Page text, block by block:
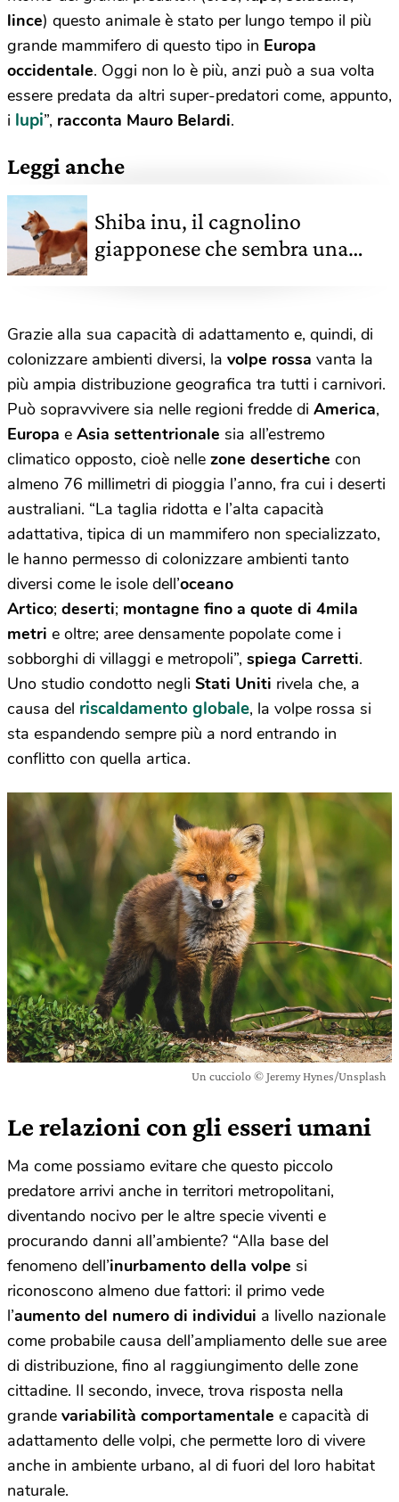
lince) questo animale è stato per lungo tempo il più
grande mammifero di questo tipo in Europa
occidentale. Oggi non lo è più, anzi può a sua volta
essere predata da altri super-predatori come, appunto,
i lupi”, racconta Mauro Belardi.
Leggi anche
Shiba inu, il cagnolino
giapponese che sembra una
Grazie alla sua capacità di adattamento e, quindi, di
colonizzare ambienti diversi, la volpe rossa vanta la
più ampia distribuzione geografica tra tutti i carnivori.
Può sopravvivere sia nelle regioni fredde di America,
Europa e Asia settentrionale sia all’estremo
climatico opposto, cioè nelle zone desertiche con
almeno 76 millimetri di pioggia l’anno, fra cui i deserti
australiani. “La taglia ridotta e l’alta capacità
adattativa, tipica di un mammifero non specializzato,
le hanno permesso di colonizzare ambienti tanto
diversi come le isole dell’oceano
Artico; deserti; montagne fino a quote di 4mila
metri e oltre; aree densamente popolate come i
sobborghi di villaggi e metropoli”, spiega Carretti.
Uno studio condotto negli Stati Uniti rivela che, a
causa del riscaldamento globale, la volpe rossa si
sta espandendo sempre più a nord entrando in
conflitto con quella artica.
Un cucciolo © Jeremy Hynes/Unsplash
Le relazioni con gli esseri umani
Ma come possiamo evitare che questo piccolo
predatore arrivi anche in territori metropolitani,
diventando nocivo per le altre specie viventi e
procurando danni all’ambiente? “Alla base del
fenomeno dell’inurbamento della volpe si
riconoscono almeno due fattori: il primo vede
l’aumento del numero di individui a livello nazionale
come probabile causa dell’ampliamento delle sue aree
di distribuzione, fino al raggiungimento delle zone
cittadine. Il secondo, invece, trova risposta nella
grande variabilità comportamentale e capacità di
adattamento delle volpi, che permette loro di vivere
anche in ambiente urbano, al di fuori del loro habitat
naturale.